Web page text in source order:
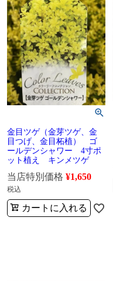
金目ツゲ（金芽ツゲ、金
目つげ、金目柘植） ゴ
ールデンシャワー 4寸ポ
ット植え キンメツゲ
当店特別価格 ¥1,650
税込
カートに入れる